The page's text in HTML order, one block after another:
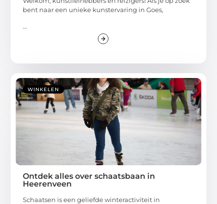
bent naar een unieke kunstervaring in Goes,
...
WINKELEN
Ontdek alles over schaatsbaan in
Heerenveen
Schaatsen is een geliefde winteractiviteit in